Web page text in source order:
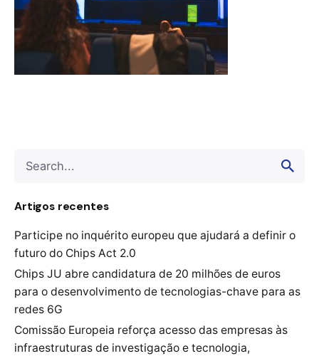
for
Artigos recentes
Participe no inquérito europeu que ajudará a definir o
futuro do Chips Act 2.0
Chips JU abre candidatura de 20 milhões de euros
para o desenvolvimento de tecnologias-chave para as
redes 6G
Comissão Europeia reforça acesso das empresas às
infraestruturas de investigação e tecnologia,